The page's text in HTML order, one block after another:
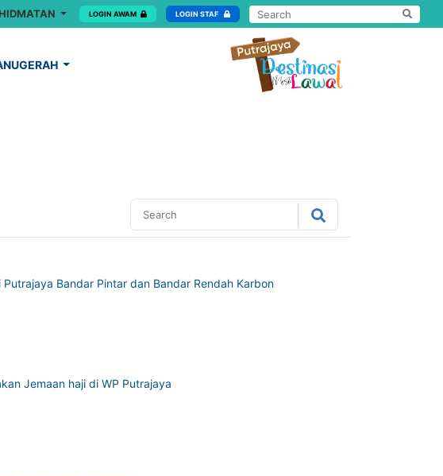
LOGIN AWAM LOGIN STAF
Bandar Pintar dan Bandar Rendah Karbon
Jemaan haji di WP Putrajaya